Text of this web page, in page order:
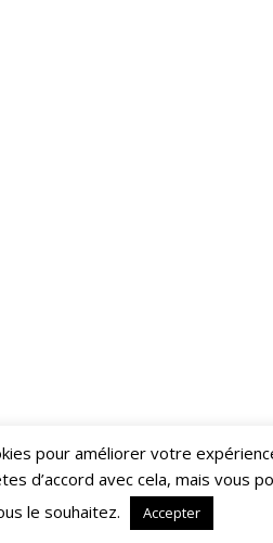
actualités du Poing !
VOUS À LA NEWSLETTER
pour améliorer votre
d’accord avec cela, mais vous
le souhaitez.
Accepter